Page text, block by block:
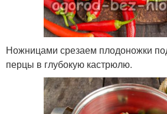
Ножницами срезаем плодоножки
перцы в глубокую кастрюлю.